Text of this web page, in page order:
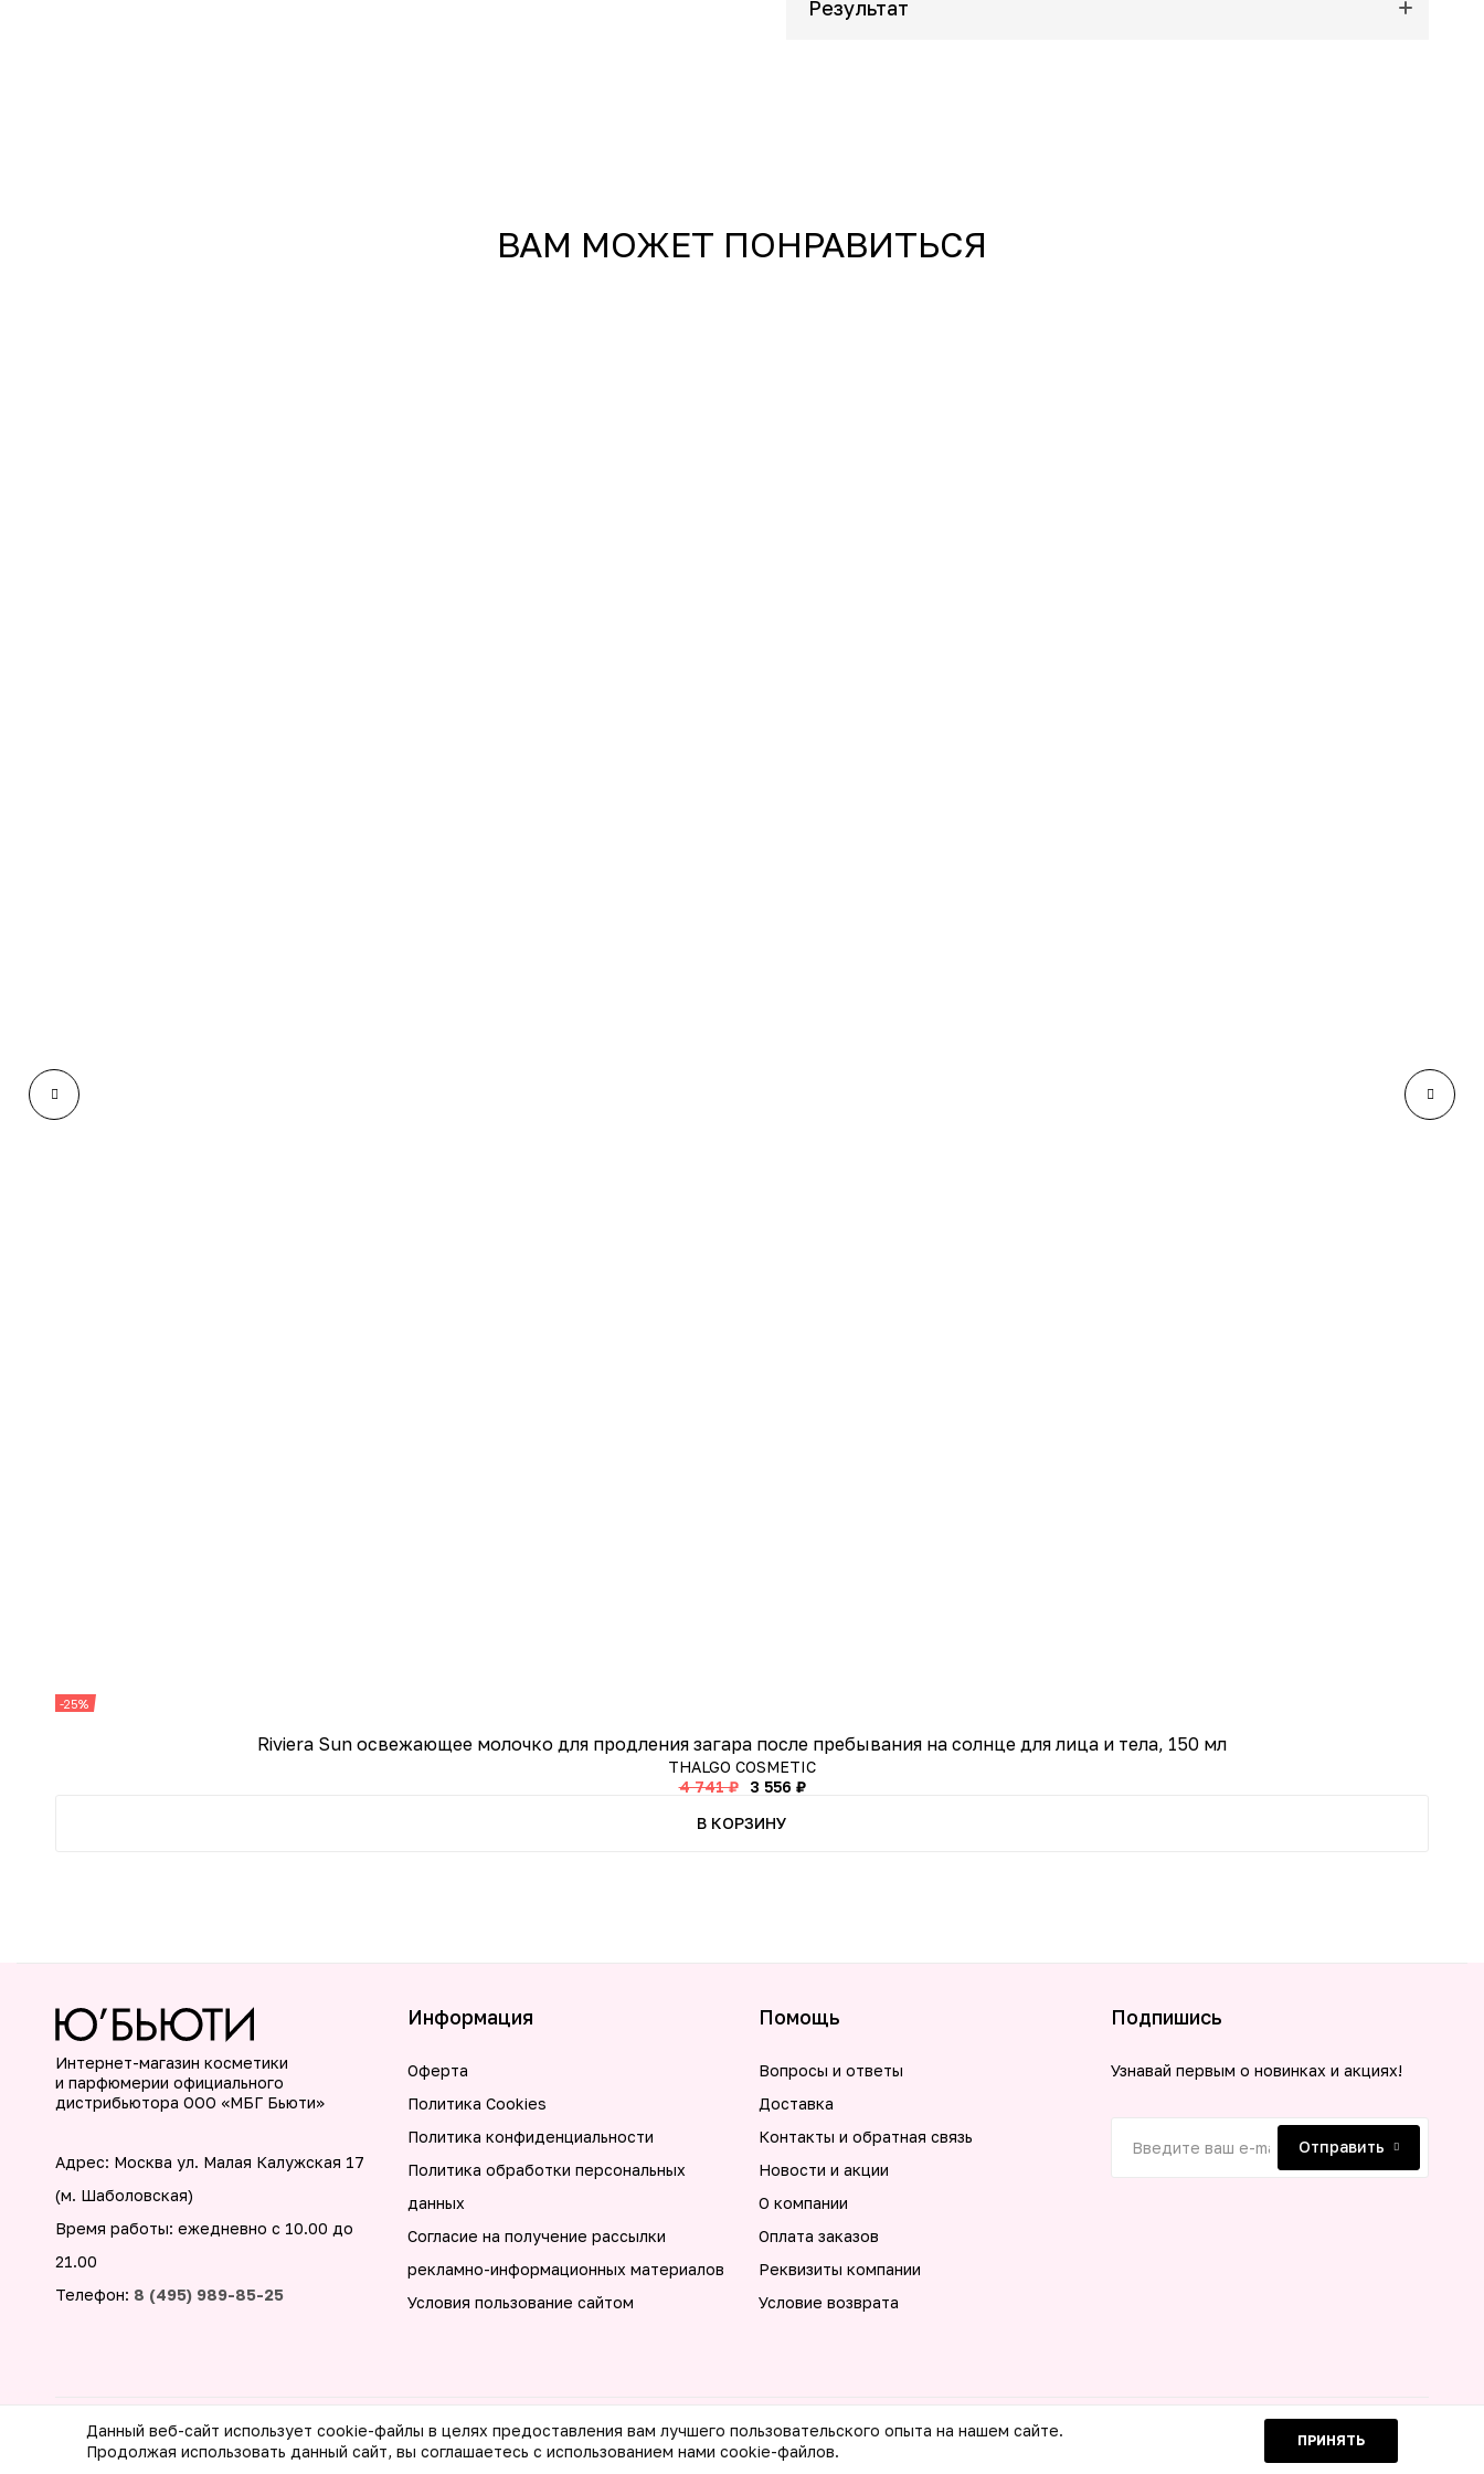
Результат
ВАМ МОЖЕТ ПОНРАВИТЬСЯ
-25%
Riviera Sun освежающее молочко для продления загара после пребывания на солнце для лица и тела, 150 мл
THALGO COSMETIC
4 741 ₽
3 556 ₽
В КОРЗИНУ
Интернет-магазин косметики
и парфюмерии официального
дистрибьютора ООО «МБГ Бьюти»
Адрес: Москва ул. Малая Калужская 17
(м. Шаболовская)
Время работы: ежедневно с 10.00 до
21.00
Телефон: 8 (495) 989-85-25
Информация
Оферта
Политика Cookies
Политика конфиденциальности
Политика обработки персональных
данных
Согласие на получение рассылки
рекламно-информационных материалов
Условия пользование сайтом
Помощь
Вопросы и ответы
Доставка
Контакты и обратная связь
Новости и акции
О компании
Оплата заказов
Реквизиты компании
Условие возврата
Подпишись
Узнавай первым о новинках и акциях!
Отправить
© 2026 ООО МБГ Бьюти. Все права защищены
Данный веб-сайт использует cookie-файлы в целях предоставления вам лучшего пользовательского опыта на нашем сайте.
Продолжая использовать данный сайт, вы соглашаетесь с использованием нами cookie-файлов.
ПРИНЯТЬ